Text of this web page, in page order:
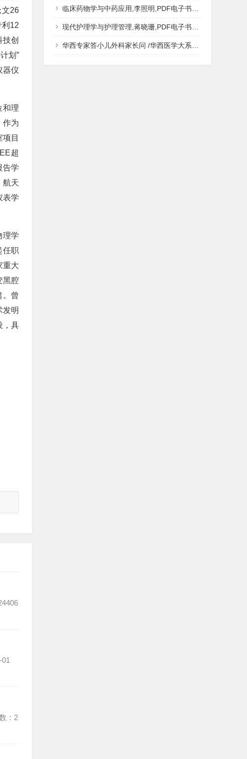
文26
12
创
划”
器仪
和理
作为
目
超
告学
航天
表学
理学
任职
重大
黑腔
。曾
发明
，具
：2
临床药物学与中药应用,李照明,PDF电子书下载,202MB,网盘资源
现代护理学与护理管理,蒋晓珊,PDF电子书下载,223MB,网盘资源
华西专家答小儿外科家长问 /华西医学大系?医学科普,PDF电子书网盘下载